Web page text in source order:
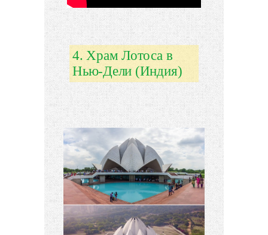
4. Храм Лотоса в
Нью-Дели (Индия)